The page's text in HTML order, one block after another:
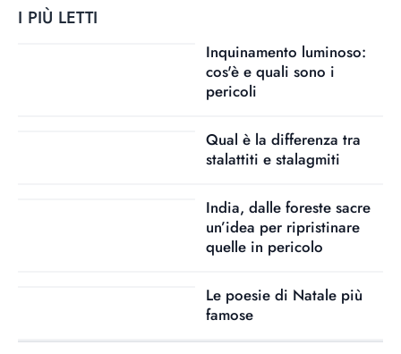
I PIÙ LETTI
Inquinamento luminoso:
cos'è e quali sono i
pericoli
Qual è la differenza tra
stalattiti e stalagmiti
India, dalle foreste sacre
un’idea per ripristinare
quelle in pericolo
Le poesie di Natale più
famose